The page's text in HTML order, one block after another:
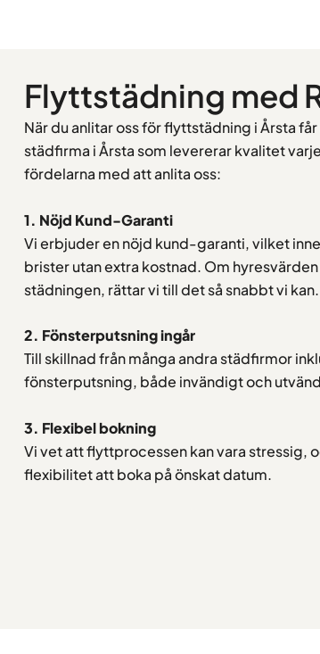
Flyttstädning med
När du anlitar oss för flyttstädning i Årsta
städfirma i Årsta som levererar kvalitet
fördelarna med att anlita oss:
1. Nöjd Kund-Garanti
Vi erbjuder en nöjd kund-garanti, vilket
brister utan extra kostnad. Om
städningen, rättar vi till det så snabbt vi kan.
2. Fönsterputsning ingår
Till skillnad från många andra städfirmor
fönsterputsning, både invändigt och
3. Flexibel bokning
Vi vet att flyttprocessen kan vara stressig,
flexibilitet att boka på önskat datum.